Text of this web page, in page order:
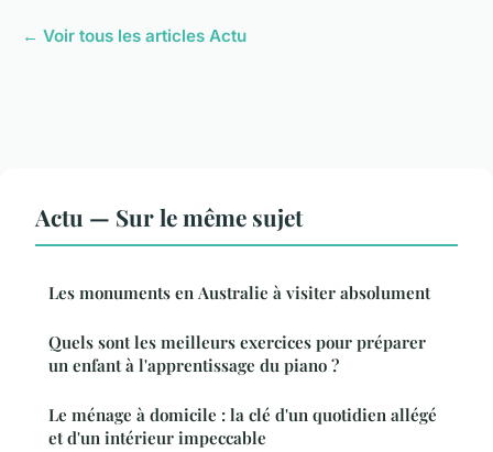
← Voir tous les articles Actu
Actu — Sur le même sujet
Les monuments en Australie à visiter absolument
Quels sont les meilleurs exercices pour préparer
un enfant à l'apprentissage du piano ?
Le ménage à domicile : la clé d'un quotidien allégé
et d'un intérieur impeccable